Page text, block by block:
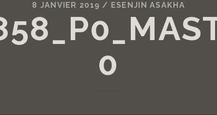
8 JANVIER 2019 / ESENJIN ASAKHA
0